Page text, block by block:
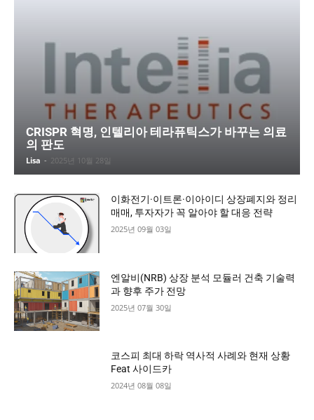
CRISPR 혁명, 인텔리아 테라퓨틱스가 바꾸는 의료
의 판도
Lisa - 2025년 10월 28일
이화전기·이트론·이아이디 상장폐지와 정리
매매, 투자자가 꼭 알아야 할 대응 전략
2025년 09월 03일
엔알비(NRB) 상장 분석 모듈러 건축 기술력
과 향후 주가 전망
2025년 07월 30일
코스피 최대 하락 역사적 사례와 현재 상황
Feat 사이드카
2024년 08월 08일